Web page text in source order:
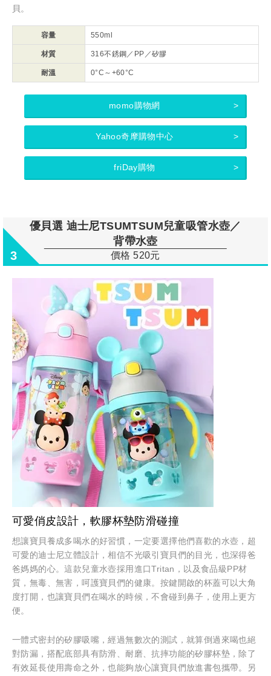
貝。
容量 550ml
材質 316不銹鋼／PP／矽膠
耐溫 0°C～+60°C
momo購物網
Yahoo奇摩購物中心
friDay購物
3
優貝選 迪士尼TSUMTSUM兒童吸管水壺／
背帶水壺
價格 520元
可愛俏皮設計，軟膠杯墊防滑碰撞
想讓寶貝養成多喝水的好習慣，一定要選擇他們喜歡的水壺，超
可愛的迪士尼立體設計，相信不光吸引寶貝們的目光，也深得爸
爸媽媽的心。這款兒童水壺採用進口Tritan，以及食品級PP材
質，無毒、無害，呵護寶貝們的健康。按鍵開啟的杯蓋可以大角
度打開，也讓寶貝們在喝水的時候，不會碰到鼻子，使用上更方
便。
一體式密封的矽膠吸嘴，經過無數次的測試，就算倒過來喝也絕
對防漏，搭配底部具有防滑、耐磨、抗摔功能的矽膠杯墊，除了
有效延長使用壽命之外，也能夠放心讓寶貝們放進書包攜帶。另